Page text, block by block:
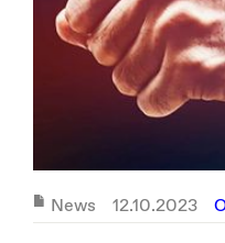
News 12.10.2023